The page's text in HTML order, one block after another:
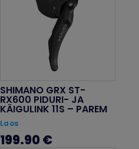
SHIMANO GRX ST-
RX600 PIDURI- JA
KÄIGULINK 11S – PAREM
Laos
199.90 €